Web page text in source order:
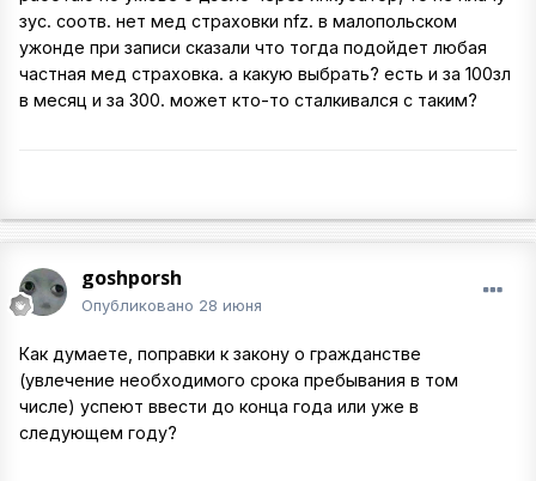
зус. соотв. нет мед страховки nfz. в малопольском
ужонде при записи сказали что тогда подойдет любая
частная мед страховка. а какую выбрать? есть и за 100зл
в месяц и за 300. может кто-то сталкивался с таким?
goshporsh
Опубликовано 28 июня
Как думаете, поправки к закону о гражданстве
(увлечение необходимого срока пребывания в том
числе) успеют ввести до конца года или уже в
следующем году?